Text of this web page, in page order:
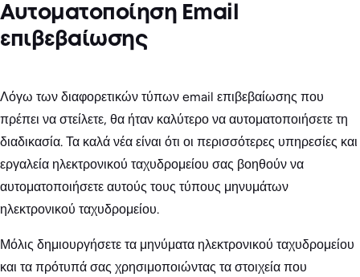
Αυτοματοποίηση Email
επιβεβαίωσης
Λόγω των διαφορετικών τύπων email επιβεβαίωσης που
πρέπει να στείλετε, θα ήταν καλύτερο να αυτοματοποιήσετε τη
διαδικασία. Τα καλά νέα είναι ότι οι περισσότερες υπηρεσίες και
εργαλεία ηλεκτρονικού ταχυδρομείου σας βοηθούν να
αυτοματοποιήσετε αυτούς τους τύπους μηνυμάτων
ηλεκτρονικού ταχυδρομείου.
Μόλις δημιουργήσετε τα μηνύματα ηλεκτρονικού ταχυδρομείου
και τα πρότυπά σας χρησιμοποιώντας τα στοιχεία που